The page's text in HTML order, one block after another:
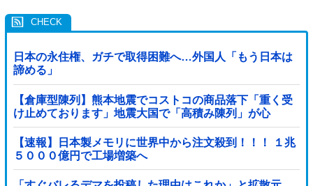
日本の永住権、ガチで取得困難へ…外国人「もう日本は
諦める」
【倉庫型陳列】熊本地震でコストコの商品落下「重く受
け止めております」地震大国で「高積み陳列」が心
配...IKEAにも聞いた
【速報】日本製メモリに世界中から注文殺到！！！ １兆
５０００億円で工場増築へ